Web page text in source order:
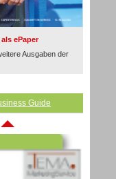
ePaper
Ausgaben der
Guide